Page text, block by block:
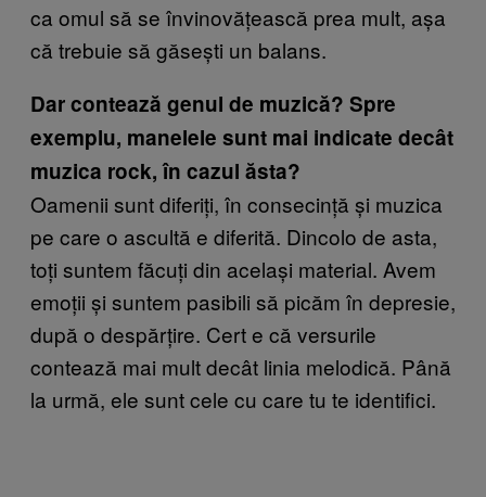
ca omul să se învinovățească prea mult, așa
că trebuie să găsești un balans.
Dar contează genul de muzică? Spre
exemplu, manelele sunt mai indicate decât
muzica rock, în cazul ăsta?
Oamenii sunt diferiți, în consecință și muzica
pe care o ascultă e diferită. Dincolo de asta,
toți suntem făcuți din același material. Avem
emoții și suntem pasibili să picăm în depresie,
după o despărțire. Cert e că versurile
contează mai mult decât linia melodică. Până
la urmă, ele sunt cele cu care tu te identifici.